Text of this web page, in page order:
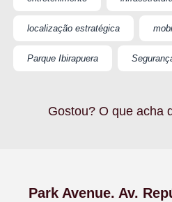
localização estratégica
Parque Ibirapuera
Gostou? O que acha
Park Avenue. Av.